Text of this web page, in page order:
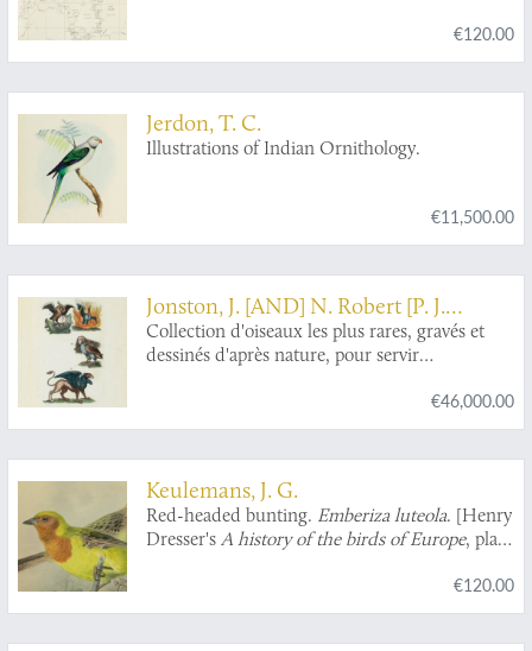
No. 6-9. Zoology II. Birds, Fishes. Insects.
Crustacea.
€120.00
Jerdon, T. C.
Illustrations of Indian Ornithology.
€11,500.00
Jonston, J. [AND] N. Robert [P. J.
Buc'hoz (ed.)]
Collection d'oiseaux les plus rares, gravés et
dessinés d'après nature, pour servir
des differens oiseaux qui habite le globe.
Contenant leurs noms en différentes langues
leur ponte, la structure de leurs nids, la
grosseur de leurs oeufs, leurs charactère, &
enfin tous les usages pour lesquels on peut les
l'économie domestique. Traduite du Latin de
Jonston, considérablement augmentée, & mise
à la portée d'un chacun. De laquelle on a fait
€46,000.00
Keulemans, J. G.
Red-headed bunting. Emberiza luteola. [Henry
Dresser'sA history of the birds of Europe, plate
€120.00